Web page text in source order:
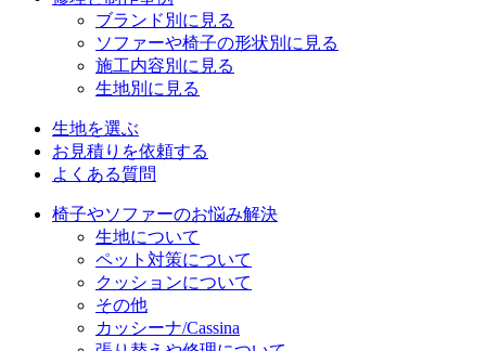
ブランド別に見る
ソファーや椅子の形状別に見る
施工内容別に見る
生地別に見る
生地を選ぶ
お見積りを依頼する
よくある質問
椅子やソファーのお悩み解決
生地について
ペット対策について
クッションについて
その他
カッシーナ/Cassina